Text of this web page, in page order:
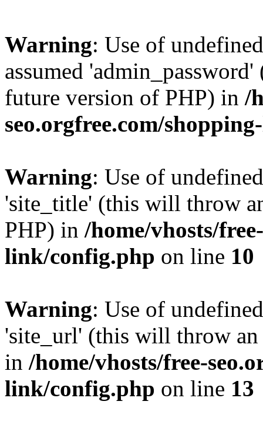
Warning: Use of
assumed
future version of PHP) in /
seo.orgfree.com/
Warning: Use of
'site_title' (this will throw
PHP) in /home/vhosts/
link/config.php on line 10
Warning: Use of
'site_url' (this will throw
in /home/vhosts/free-
link/config.php on line 13